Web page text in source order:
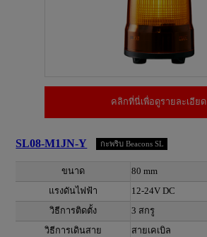
คลิกที่นี่เพื่อดูรายละเอียด
SL08-M1JN-Y กะพริบ Beacons SL
ขนาด
80 mm
แรงดันไฟฟ้า
12-24V DC
วิธีการติดตั้ง
3 สกรู
วิธีการเดินสาย
สายเคเบิล